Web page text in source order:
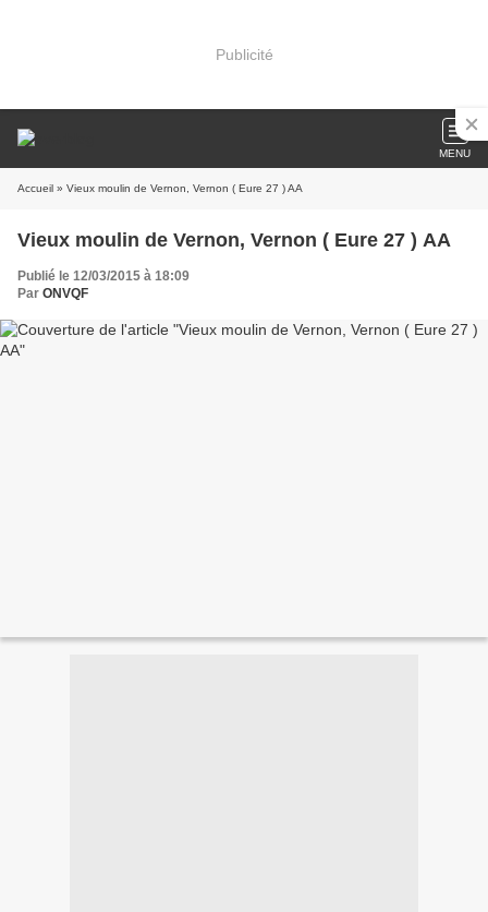
Publicité
MENU
Accueil » Vieux moulin de Vernon, Vernon ( Eure 27 ) AA
Vieux moulin de Vernon, Vernon ( Eure 27 ) AA
Publié le 12/03/2015 à 18:09
Par ONVQF